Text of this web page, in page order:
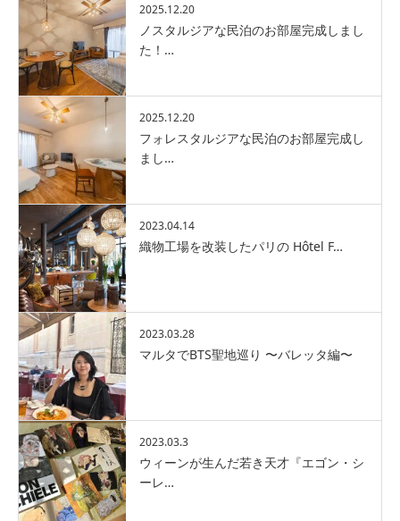
2025.12.20
ノスタルジアな民泊のお部屋完成しまし
た！…
2025.12.20
フォレスタルジアな民泊のお部屋完成し
まし…
2023.04.14
織物工場を改装したパリの Hôtel F…
2023.03.28
マルタでBTS聖地巡り 〜バレッタ編〜
2023.03.3
ウィーンが生んだ若き天才『エゴン・シ
ーレ…